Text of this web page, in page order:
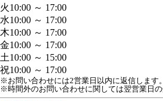
火10:00 ～ 17:00
水10:00 ～ 17:00
木10:00 ～ 17:00
金10:00 ～ 17:00
土10:00 ～ 15:00
祝10:00 ～ 17:00
※お問い合わせには2営業日以内に返信します。
※時間外のお問い合わせに関しては翌営業日の